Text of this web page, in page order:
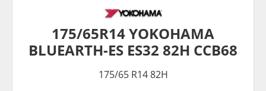
175/65R14 YOKOHAMA
BLUEARTH-ES ES32 82H CCB68
175/65 R14 82H